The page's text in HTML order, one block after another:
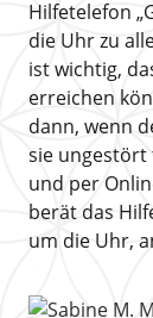
Hilfetelefon
die Uhr zu
ist wichtig,
erreichen
dann, wenn
sie
und per
berät das
um die Uhr,